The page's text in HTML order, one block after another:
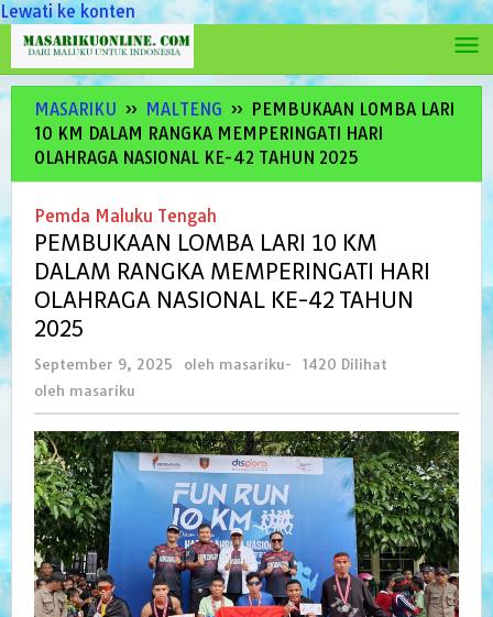
Lewati ke konten
MASARIKU » MALTENG » PEMBUKAAN LOMBA LARI
10 KM DALAM RANGKA MEMPERINGATI HARI
OLAHRAGA NASIONAL KE-42 TAHUN 2025
Pemda Maluku Tengah
PEMBUKAAN LOMBA LARI 10 KM
DALAM RANGKA MEMPERINGATI HARI
OLAHRAGA NASIONAL KE-42 TAHUN
2025
September 9, 2025 oleh masariku-
1420 Dilihat
oleh masariku